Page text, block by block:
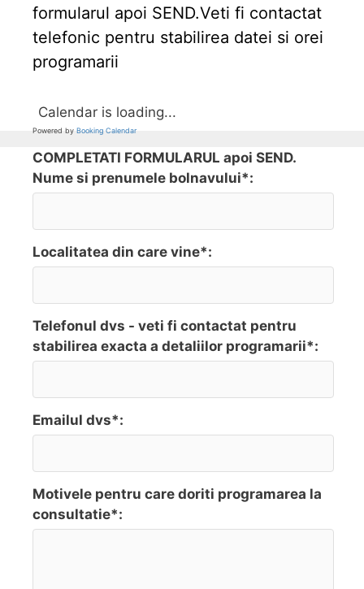
formularul apoi SEND.Veti fi contactat
telefonic pentru stabilirea datei si orei
programarii
Calendar is loading...
Powered by Booking Calendar
COMPLETATI FORMULARUL apoi SEND.
Nume si prenumele bolnavului*:
Localitatea din care vine*:
Telefonul dvs - veti fi contactat pentru
stabilirea exacta a detaliilor programarii*:
Emailul dvs*:
Motivele pentru care doriti programarea la
consultatie*: